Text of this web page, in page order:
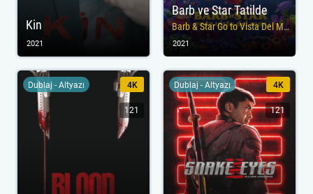
Kin
2021
Barb ve Star Tatilde
Barb & Star Go to Vista Del Mar
2021
Dublaj - Altyazı 4K
121
Dublaj - Altyazı 4K
121